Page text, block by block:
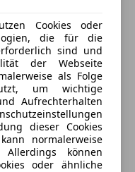
Lichtverteilung
Bedürfnisse
0
& Rabatt holen
Cookies oder
die für die
sind und
der Webseite
als Folge
um wichtige
Aufrechterhalten
dieser Cookies
normalerweise
können
oder ähnliche